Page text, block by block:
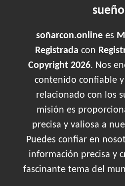
soñarcon.onlinees
Registrada con
Copyright 2026. Nos
contenido confiable
relacionado con los
misión es
precisa y valiosa a
Puedes confiar en
información precisa y
fascinante tema del